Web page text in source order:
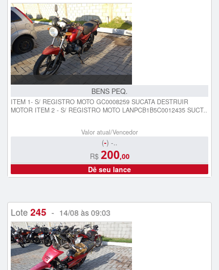
BENS PEQ.
ITEM 1- S/ REGISTRO MOTO GC0008259 SUCATA DESTRUIR
MOTOR ITEM 2 - S/ REGISTRO MOTO LANPCB1B5C0012435 SUCT..
Valor atual/Vencedor
(-) -..
R$ 200,00
Dê seu lance
Lote 245 - 14/08 às 09:03